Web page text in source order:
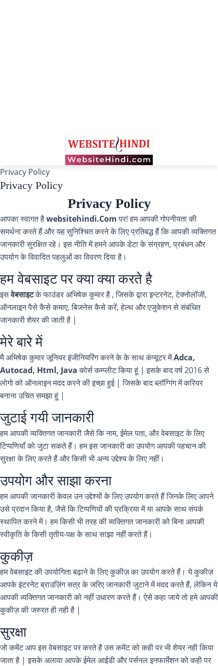
Privacy Policy
Privacy Policy
Privacy Policy
आपका स्वागत हैwebsitehindi.Comपर! हम आपकी गोपनीयता की
समर्थना करते हैं और यह सुनिश्चित करने के लिए प्रतिबद्ध हैं कि आपकी व्यक्तिगत
जानकारी सुरक्षित रहे। इस नीति में हमने आपके डेटा के संग्रहण, प्रबंधन और
उपयोग के विवादित पहलुओं का विवरण दिया है।
हम वेबसाइट पर क्या क्या करते है
इसवेबसाइटके फाउंडर अभिषेक कुमार है , जिसके द्वारा इन्टरनेट, टेक्नोलॉजी,
ऑनलाइन पैसे कैसे कमाए, बिजनेस कैसे करें, हेल्थ और एजुकेशन से संबंधित
जानकारी शेयर की जाती है |
मेरे बारे में
मै अभिषेक कुमार जूनियर इंजीनियरिंग करने के के साथ कंप्यूटर मेंAdca,
Autocad, Html, Javaकोर्स कम्प्लीट किया हूं | इसके बाद वर्ष 2016 से
लोगो को ऑनलाइन मदद करने की इच्छा हुई | जिसके बाद ब्लॉग्गिंग में करियर
बनाना उचित समझा हूं |
जुटाई गयी जानकारी
हम आपकी व्यक्तिगत जानकारी जैसे कि नाम, ईमेल पता, और वेबसाइट के लिए
टिप्पणियाँ को जुटा सकते हैं। हम इस जानकारी का उपयोग आपकी पहचान की
सुरक्षा के लिए करते हैं और किसी भी अन्य उद्देश्य के लिए नहीं।
उपयोग और साझा करना
हम आपकी जानकारी केवल उन उद्देश्यों के लिए उपयोग करते हैं जिनके लिए आपने
उसे प्रदान किया है, जैसे कि टिप्पणियों की प्रक्रिया में या आपके साथ संपर्क
स्थापित करने में। हम किसी भी तरह की व्यक्तिगत जानकारी को बिना आपकी
स्वीकृति के किसी तृतीय-पक्ष के साथ साझा नहीं करते हैं।
कुकीज़
हम वेबसाइट की उपयोगिता बढ़ाने के लिए कुकीज़ का उपयोग करते हैं। ये कुकीज़
आपके इंटरनेट ब्राउज़िंग सत्र के जरिए जानकारी जुटाने में मदद करते हैं, लेकिन ये
आपकी व्यक्तिगत जानकारी को नहीं उधारण करते हैं। ऐसे कहा जाये तो हमे आपकी
कुकीज़ की जरुरत ही नही है |
सुरक्षा
जो कमेंट आप इस वेबसाइट पर करते है उस कमेंट को कही पर भी शेयर नही किया
जाता है | इसके अलावा आपके ईमेल आईडी और पर्सनल इनफार्मेशन को कही पर